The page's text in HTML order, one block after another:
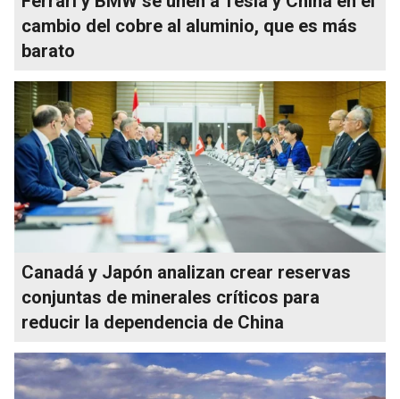
cambio del cobre al aluminio, que es más
barato
Canadá y Japón analizan crear reservas
conjuntas de minerales críticos para
reducir la dependencia de China